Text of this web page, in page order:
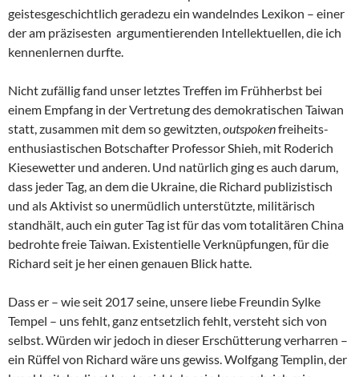
geistesgeschichtlich geradezu ein wandelndes Lexikon – einer
der am präzisesten argumentierenden Intellektuellen, die ich
kennenlernen durfte.
Nicht zufällig fand unser letztes Treffen im Frühherbst bei
einem Empfang in der Vertretung des demokratischen Taiwan
statt, zusammen mit dem so gewitzten,outspokenfreiheits-
enthusiastischen Botschafter Professor Shieh, mit Roderich
Kiesewetter und anderen. Und natürlich ging es auch darum,
dass jeder Tag, an dem die Ukraine, die Richard publizistisch
und als Aktivist so unermüdlich unterstützte, militärisch
standhält, auch ein guter Tag ist für das vom totalitären China
bedrohte freie Taiwan. Existentielle Verknüpfungen, für die
Richard seit je her einen genauen Blick hatte.
Dass er – wie seit 2017 seine, unsere liebe Freundin Sylke
Tempel – uns fehlt, ganz entsetzlich fehlt, versteht sich von
selbst. Würden wir jedoch in dieser Erschütterung verharren –
ein Rüffel von Richard wäre uns gewiss. Wolfgang Templin, der